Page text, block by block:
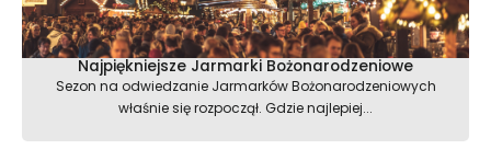
Najpiękniejsze Jarmarki Bożonarodzeniowe
Sezon na odwiedzanie Jarmarków Bożonarodzeniowych
właśnie się rozpoczął. Gdzie najlepiej...